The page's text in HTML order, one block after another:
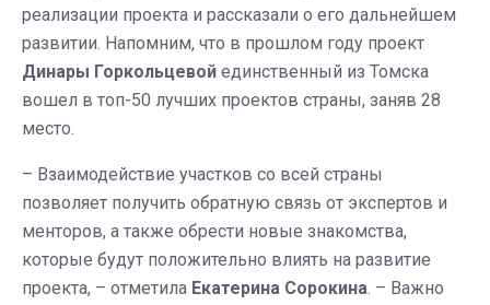
реализации проекта и рассказали о его дальнейшем
развитии. Напомним, что в прошлом году проект
Динары Горкольцевой единственный из Томска
вошел в топ-50 лучших проектов страны, заняв 28
место.
– Взаимодействие участков со всей страны
позволяет получить обратную связь от экспертов и
менторов, а также обрести новые знакомства,
которые будут положительно влиять на развитие
проекта, – отметила Екатерина Сорокина. – Важно